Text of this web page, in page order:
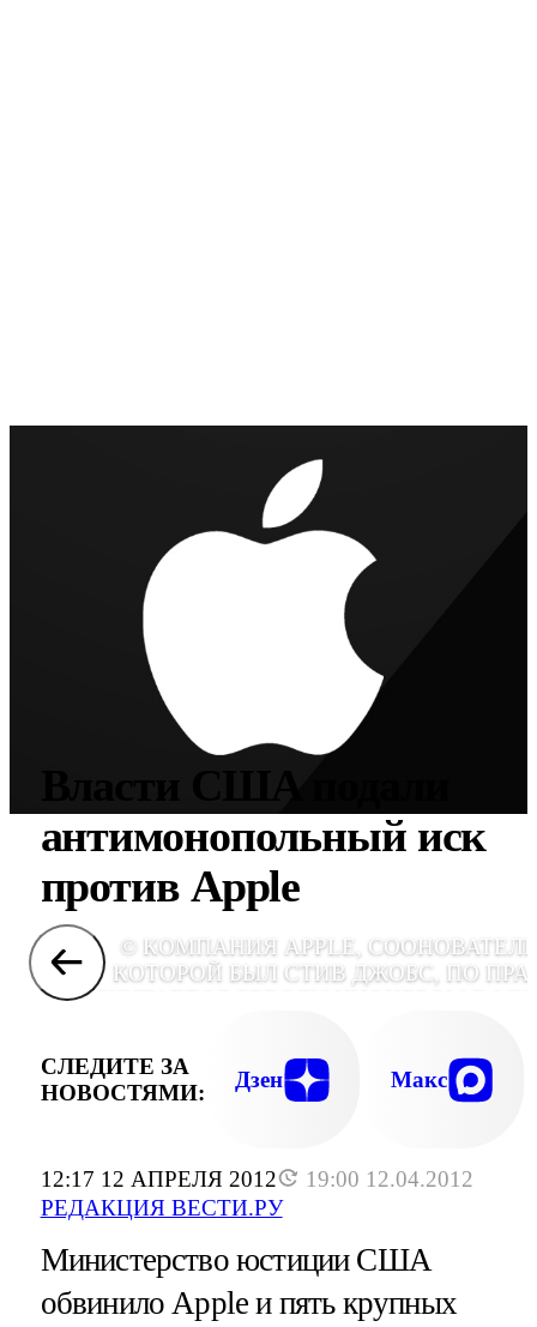
12:17 12 АПРЕЛЯ 2012
19:00 12.04.2012
РЕДАКЦИЯ ВЕСТИ.РУ
антимонопольный иск
против Apple
© КОМПАНИЯ APPLE,
КОТОРОЙ БЫЛ СТИВ ДЖОБС, ПО
СЧИТАЕТСЯ РЕВОЛЮЦИОНЕРОМ В
БЕЛОГО ЦВЕТА УЖЕ ДАВНО
БЕЗУПРЕЧНОГО ДИЗАЙНА И
(ФОТО -
СЛЕДИТЕ ЗА
НОВОСТЯМИ:
Дзен Макс
Министерство юстиции США
обвинило Apple и пять крупных